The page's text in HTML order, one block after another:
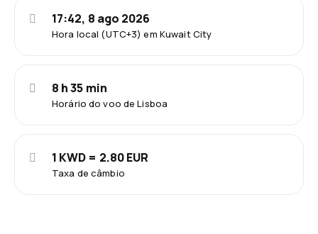
Hora local (UTC+3) em Kuwait City
17:42, 8 ago 2026
Horário do voo de Lisboa
8 h 35 min
Taxa de câmbio
1 KWD = 2.80 EUR